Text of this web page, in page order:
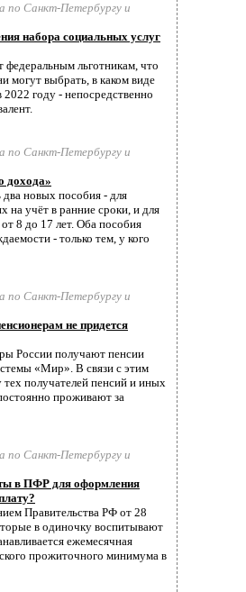
по Санкт-Петербургу и
набора социальных услуг
льготникам, что
могут выбрать, в каком виде
году - непосредственно
по Санкт-Петербургу и
дохода»
новых пособия - для
учёт в ранние сроки, и для
8 до 17 лет. Оба пособия
- только тем, у кого
по Санкт-Петербургу и
не придется
России получают пенсии
«Мир». В связи с этим
тех получателей пенсий и иных
проживают за
по Санкт-Петербургу и
в ПФР для оформления
Правительства РФ от 28
в одиночку воспитывают
ежемесячная
прожиточного минимума в